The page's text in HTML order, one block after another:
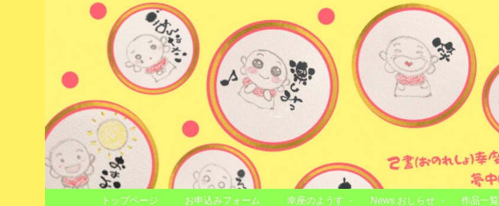
トップページ お申込みフォーム 幸座のようす News おしらせ 作品一覧